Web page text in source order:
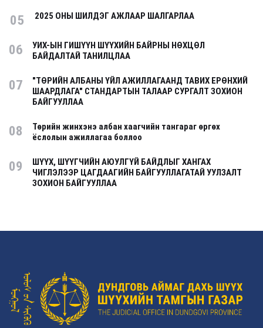
05 2025 ОНЫ ШИЛДЭГ АЖЛААР ШАЛГАРЛАА
06
УИХ-ЫН ГИШҮҮН ШҮҮХИЙН БАЙРНЫ НӨХЦӨЛ
БАЙДАЛТАЙ ТАНИЛЦЛАА
07
"ТӨРИЙН АЛБАНЫ ҮЙЛ АЖИЛЛАГААНД ТАВИХ ЕРӨНХИЙ
ШААРДЛАГА" СТАНДАРТЫН ТАЛААР СУРГАЛТ ЗОХИОН
БАЙГУУЛЛАА
08
Төрийн жинхэнэ албан хаагчийн тангараг өргөх
ёслолын ажиллагаа боллоо
09
ШҮҮХ, ШҮҮГЧИЙН АЮУЛГҮЙ БАЙДЛЫГ ХАНГАХ
ЧИГЛЭЛЭЭР ЦАГДААГИЙН БАЙГУУЛЛАГАТАЙ УУЛЗАЛТ
ЗОХИОН БАЙГУУЛЛАА